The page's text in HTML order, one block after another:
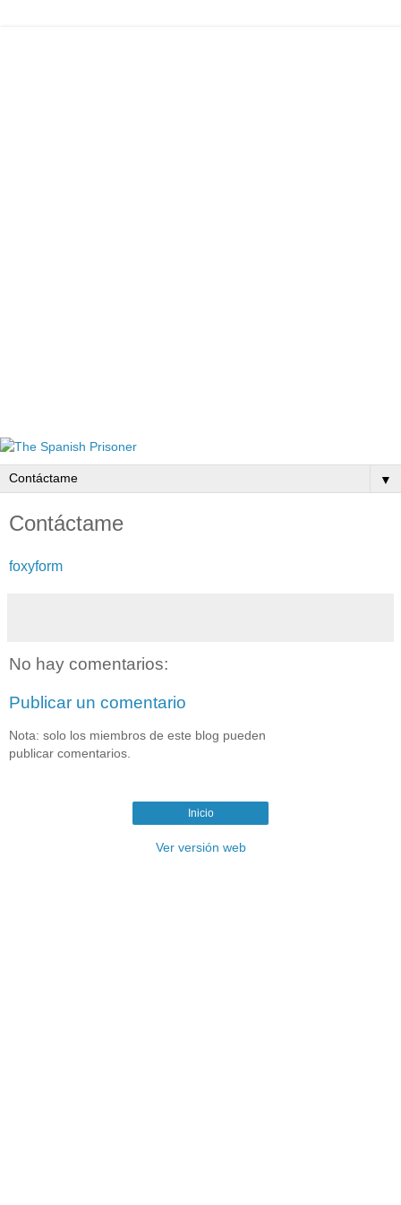
▼
Contáctame
foxyform
No hay comentarios:
Publicar un comentario
Nota: solo los miembros de este blog pueden
publicar comentarios.
Inicio
Ver versión web